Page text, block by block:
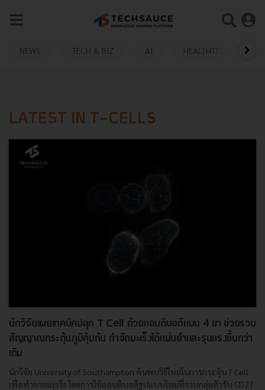
NEWS TECH & BIZ AI HEALTHTECH
LATEST IN T-CELLS
นักวิจัยเผยเทคนิคปลุก T Cell ด้วยแอนติบอดีแบบ 4 ขา ช่วยรวบ
สัญญาณกระตุ้นภูมิคุ้มกัน กำจัดมะเร็งได้แม่นยำและรุนแรงขึ้นกว่า
เดิม
นักวิจัย University of Southampton ค้นพบวิธีใหม่ในการกระตุ้น T Cell
เพื่อทำลายมะเร็ง โดยการใช้แอนติบอดีรูปแบบใหม่ที่รวบกลุ่มตัวรับ CD27